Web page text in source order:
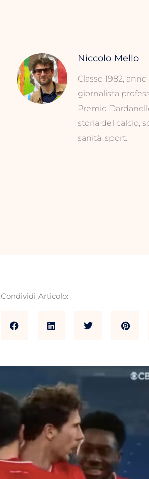
Niccolo Mello
Classe 1982,
giornalista
Premio
storia del calcio,
sanità, sport.
Condividi Articolo: